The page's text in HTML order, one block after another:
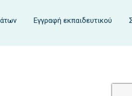
Εγγραφή εκπαιδευτικού